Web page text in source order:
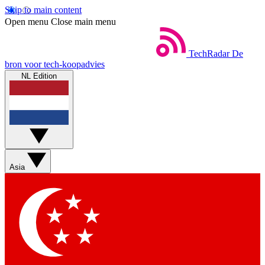
Skip to main content
Open menu Close main menu
TechRadar De
bron voor tech-koopadvies
NL Edition
Asia